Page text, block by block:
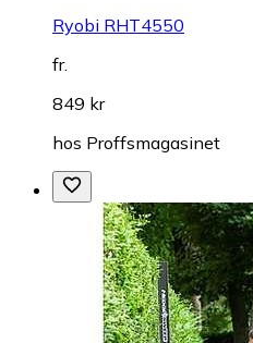
Ryobi RHT4550
fr.
849 kr
hos Proffsmagasinet